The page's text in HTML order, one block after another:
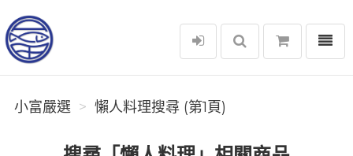
小富嚴選
選單
小富嚴選 懶人料理搜尋 (第1頁)